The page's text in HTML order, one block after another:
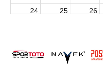
24 25 26